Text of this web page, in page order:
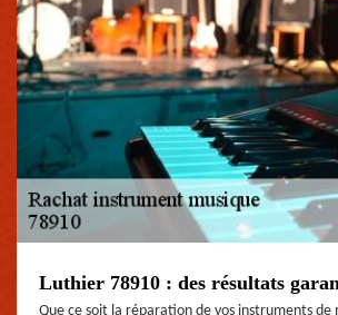
Luthier 78910 : des résultats
Que ce soit la réparation de vos instruments de